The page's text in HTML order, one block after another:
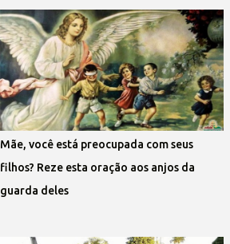
Mãe, você está preocupada com seus
filhos? Reze esta oração aos anjos da
guarda deles